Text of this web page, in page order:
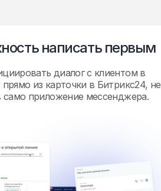
написать первым
диалог с клиентом в
из карточки в Битрикс24, не
само приложение мессенджера.